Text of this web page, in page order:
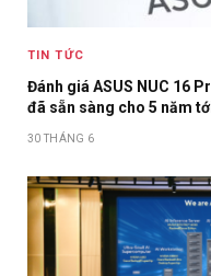
TIN TỨC
Đánh giá ASUS NUC 16
đã sẵn sàng cho 5 năm
30 THÁNG 6